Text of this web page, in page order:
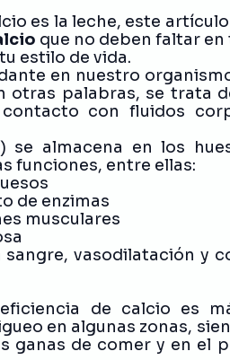
es la leche, este
que no deben faltar en
estilo de vida.
en nuestro
otras palabras, se trata
con fluidos
se almacena en los
funciones, entre ellas:
de enzimas
musculares
vasodilatación y
de calcio es
en algunas zonas,
ganas de comer y en el